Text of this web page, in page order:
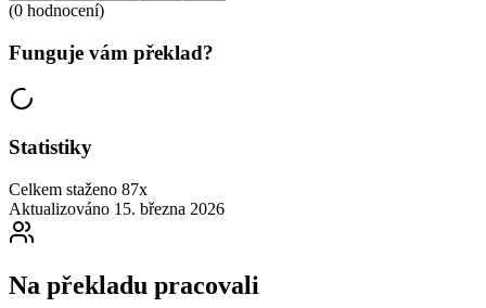
(0 hodnocení)
Funguje vám překlad?
Statistiky
Celkem staženo 87x
Aktualizováno 15. března 2026
Na překladu pracovali